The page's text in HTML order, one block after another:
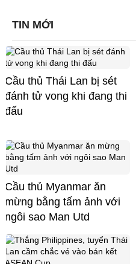
TIN MỚI
Cầu thủ Thái Lan bị sét
đánh tử vong khi đang thi
đấu
Cầu thủ Myanmar ăn
mừng bằng tấm ảnh với
ngôi sao Man Utd